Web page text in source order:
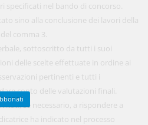
specificati nel bando di concorso.
sino alla conclusione dei lavori della
comma 3.
sottoscritto da tutti i suoi
delle scelte effettuate in ordine ai
pertinenti e tutti i
conto delle valutazioni finali.
se necessario, a rispondere a
ha indicato nel processo
ora